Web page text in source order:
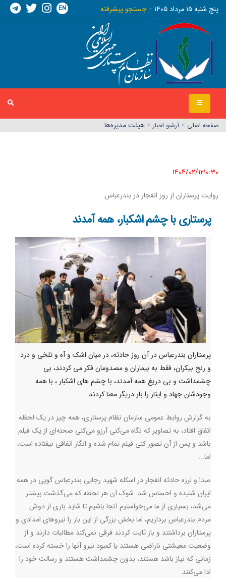
پنج شنبه ١٥ مرداد ١٤٠٥ جستجو پیشرفته EN
صفحه اصلي > آرشیو اخبار > هیئت مدیره‌ها
1404/02/12١٠:٣٠
روایت پرستاران از روز انفجار در بندرعباس
پرستاری با چشم اشکبار، همه آمدند
پرستاران بندرعباس در آن روز حادثه، در میان اشک و آه و تلخی و درد
و رنج بیکران، فقط به بیماران و مصدومان فکر می کردند، بی
چشمداشت و بی دریغ همه آمدند، با چشم های اشکبار ، با همه
وجودشان جهاد و ایثار را بار دریگر معنا کردند.
به گزارش روابط عمومی سازمان نظام پرستاری، همه چیز در یک لحظه
اتفاق افتاد، به تصاویر که نگاه می‌کنی آرزو می‌کنی صحنه‌ای از یک فیلم
باشد و پس از آن تصور کنی فیلم تمام شده و انگار اتفاقی نیفتاده است،
اما...
صدا و لرزه حادثه انفجار در اسکله شهید رجایی بندرعباس گویی در همه
ایران شنیده و احساس شد. شوک آن هر لحظه که می‌گذشت بیشتر
می‌شد، بسیاری از ما می‌خواستیم آنجا باشیم تا شاید باری از دوش
مردم بندرعباس برداریم، اما بخش بزرگی از این بار را نیروهای امدادی و
پرستاران برداشتند و باز ثابت کردند فرقی نمی‌کند مطالبات دارند و از
وضعیت معیشتی ناراضی هستند یا کمبود نیرو آنها را خسته کرده است،
زمانی که نیاز باشد هستند، بدون چشمداشت هستند و رسالت خود را
ادا می‌کنند.